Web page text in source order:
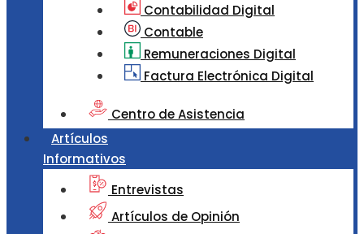
Contabilidad Digital
Contable
Remuneraciones Digital
Factura Electrónica Digital
Centro de Asistencia
Artículos
Informativos
Entrevistas
Artículos de Opinión